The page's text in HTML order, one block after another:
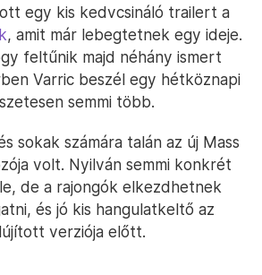
egy kis kedvcsináló trailert a
, amit már lebegtetnek egy ideje.
feltűnik majd néhány ismert
Varric beszél egy hétköznapi
semmi több.
sokak számára talán az új Mass
volt. Nyilván semmi konkrét
de a rajongók elkezdhetnek
és jó kis hangulatkeltő az
verziója előtt.